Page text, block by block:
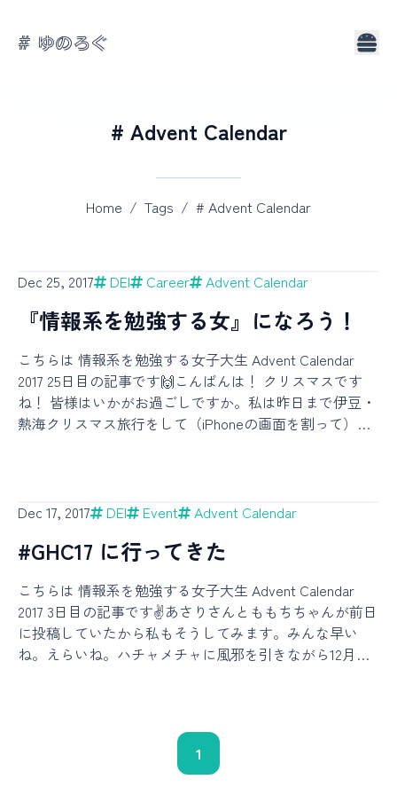
# ゆのろぐ
# Advent Calendar
Home / Tags / # Advent Calendar
Dec 25, 2017 DEI Career Advent Calendar
『情報系を勉強する女』になろう！
こちらは 情報系を勉強する女子大生 Advent Calendar
2017 25日目の記事です🙌こんばんは！ クリスマスです
ね！ 皆様はいかがお過ごしですか。私は昨日まで伊豆・
熱海クリスマス旅行をして（iPhoneの画面を割って）き
どの質問をされ、割れたiPhoneを撫でながら説明しまし
いての話をしてみようと思……ったのですが『情報系を
報分野に関わっていない方でも読めるように書いたつも
りです。また、今回は女性にフォーカスしましたが、
『ダイバーシティ』はジェンダーだけではなく人種や宗
教など様々な観点から必要とされているものです。それ
るい部屋で薄いラップトップPCを開いた男性をイメージ
する方が多いと思います。そうなんです。実際、情報分
Dec 17, 2017 DEI Event Advent Calendar
#GHC17 に行ってきた
こちらは 情報系を勉強する女子大生 Advent Calendar
2017 3日目の記事です✌️あさりさんとももちちゃんが前日
に投稿していたから私もそうしてみます。みんな早い
ね。えらいね。ハチャメチャに風邪を引きながら12月を
っと優しくしてあげなさい」と厳重注意を受けました。
皆様もお気をつけください。「女子大生ブログ」の書き
出しがこれでいいのか非常に疑問ですが、私はまだ女子
1